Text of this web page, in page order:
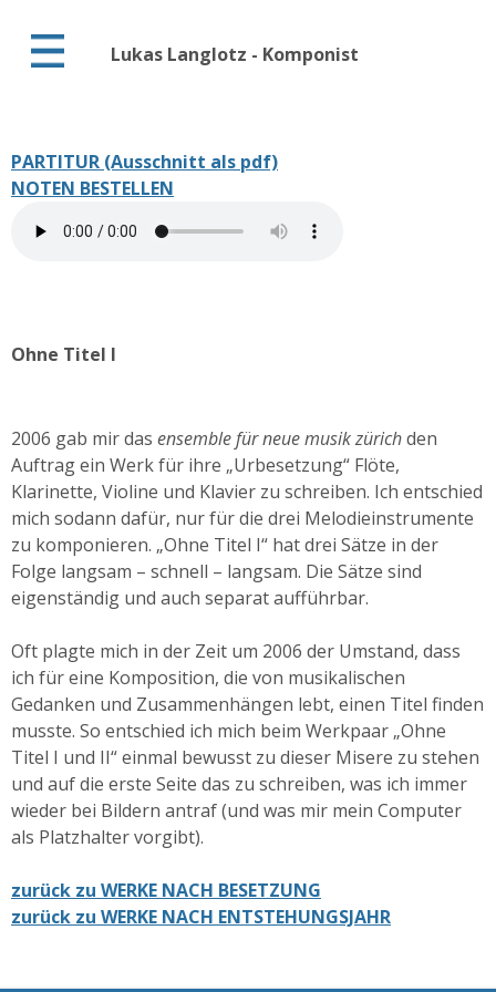
Lukas Langlotz - Komponist
PARTITUR (Ausschnitt als pdf)
NOTEN BESTELLEN
Ohne Titel I
2006 gab mir das ensemble für neue musik zürichden
Auftrag ein Werk für ihre „Urbesetzung“ Flöte,
Klarinette, Violine und Klavier zu schreiben. Ich entschied
mich sodann dafür, nur für die drei Melodieinstrumente
zu komponieren. „Ohne Titel I“ hat drei Sätze in der
Folge langsam – schnell – langsam. Die Sätze sind
eigenständig und auch separat aufführbar.
Oft plagte mich in der Zeit um 2006 der Umstand, dass
ich für eine Komposition, die von musikalischen
Gedanken und Zusammenhängen lebt, einen Titel finden
musste. So entschied ich mich beim Werkpaar „Ohne
Titel I und II“ einmal bewusst zu dieser Misere zu stehen
und auf die erste Seite das zu schreiben, was ich immer
wieder bei Bildern antraf (und was mir mein Computer
als Platzhalter vorgibt).
zurück zu WERKE NACH BESETZUNG
zurück zu WERKE NACH ENTSTEHUNGSJAHR